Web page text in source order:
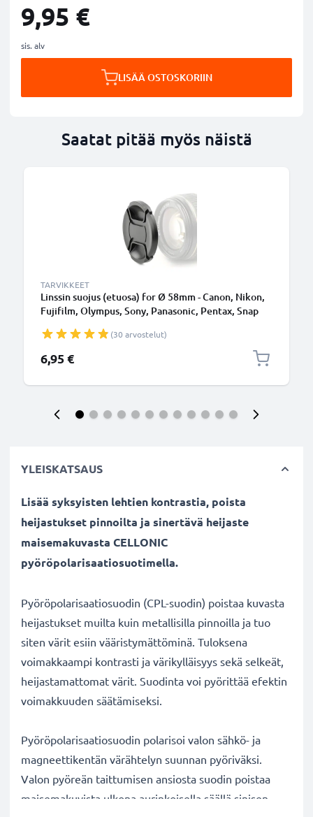
9,95 €
sis. alv
LISÄÄ OSTOSKORIIN
Saatat pitää myös näistä
TARVIKKEET
Linssin suojus (etuosa) for Ø 58mm - Canon, Nikon,
Fujifilm, Olympus, Sony, Panasonic, Pentax, Snap
(30 arvostelut)
6,95 €
YLEISKATSAUS
Lisää syksyisten lehtien kontrastia, poista
heijastukset pinnoilta ja sinertävä heijaste
maisemakuvasta CELLONIC
pyöröpolarisaatiosuotimella.
Pyöröpolarisaatiosuodin (CPL-suodin) poistaa kuvasta
heijastukset muilta kuin metallisilla pinnoilla ja tuo
siten värit esiin vääristymättöminä. Tuloksena
voimakkaampi kontrasti ja värikylläisyys sekä selkeät,
heijastamattomat värit. Suodinta voi pyörittää efektin
voimakkuuden säätämiseksi.
Pyöröpolarisaatiosuodin polarisoi valon sähkö- ja
magneettikentän värähtelyn suunnan pyöriväksi.
Valon pyöreän taittumisen ansiosta suodin poistaa
maisemakuvista ulkona aurinkoisella säällä sinisen